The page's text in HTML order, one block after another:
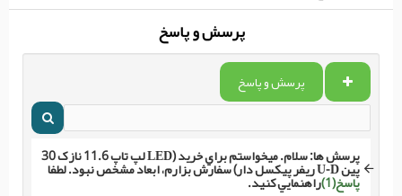
پرسش و پاسخ
پرسش و پاسخ
پرسش ها: سلام. ميخواستم براي خريد (LED لپ تاپ 11.6 نازک 30
پین U-D ریفر پیکسل دار) سفارش بزارم، ابعاد مشخص نبود. لطفا
راهنمايي کنيد. پاسخ(1)